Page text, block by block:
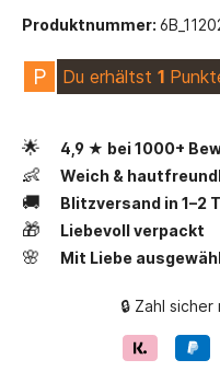
Produktnummer:
P Du erhältst 1
🌟 4,9 ★ bei 1000+
👶 Weich &
🚚 Blitzversand in 1–2
🎁 Liebevoll verpackt
🌸 Mit Liebe
🔒 Zahl